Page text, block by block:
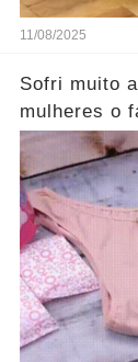
11/08/2025
Sofri muito
mulheres o